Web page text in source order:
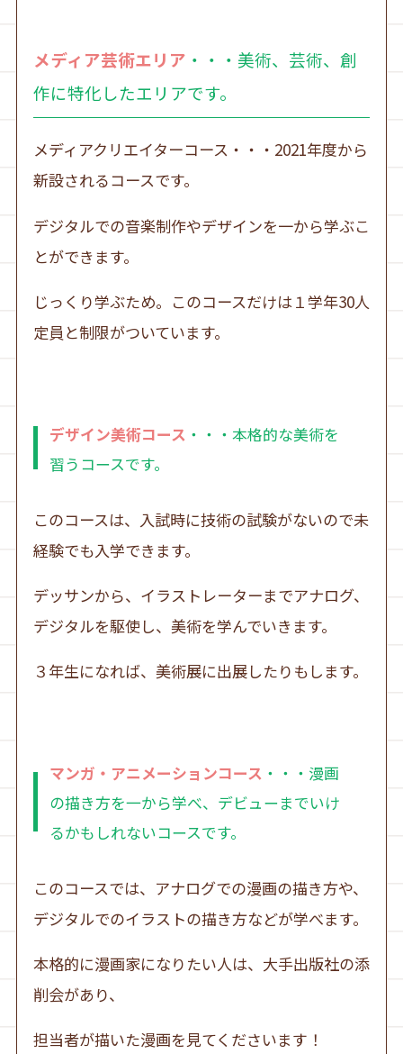
メディア芸術エリア ・・・美術、芸術、創
作に特化したエリアです。
メディアクリエイターコース・・・2021年度から
新設されるコースです。
デジタルでの音楽制作やデザインを一から学ぶこ
とができます。
じっくり学ぶため。このコースだけは１学年30人
定員と制限がついています。
デザイン美術コース ・・・本格的な美術を
習うコースです。
このコースは、入試時に技術の試験がないので未
経験でも入学できます。
デッサンから、イラストレーターまでアナログ、
デジタルを駆使し、美術を学んでいきます。
３年生になれば、美術展に出展したりもします。
マンガ・アニメーションコース ・・・漫画
の描き方を一から学べ、デビューまでいけ
るかもしれないコースです。
このコースでは、アナログでの漫画の描き方や、
デジタルでのイラストの描き方などが学べます。
本格的に漫画家になりたい人は、大手出版社の添
削会があり、
担当者が描いた漫画を見てくださいます！